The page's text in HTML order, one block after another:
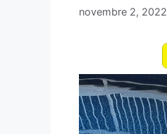
novembre 2, 2022